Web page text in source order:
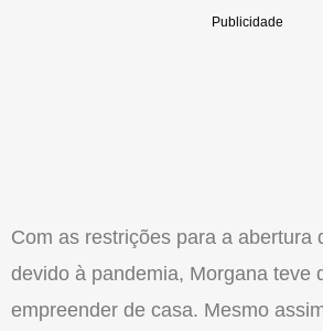
Com as restrições para a abertura
devido à pandemia, Morgana teve
empreender de casa. Mesmo